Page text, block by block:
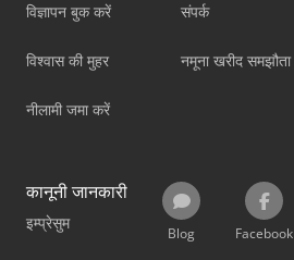
विज्ञापन बुक करें
विश्वास की मुहर
नीलामी जमा करें
संपर्क
नमूना खरीद समझौता
कानूनी जानकारी
इम्प्रेसुम
Blog Facebook